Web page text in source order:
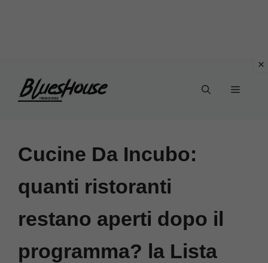
Menu
Cucine Da Incubo:
quanti ristoranti
restano aperti dopo il
programma? la Lista